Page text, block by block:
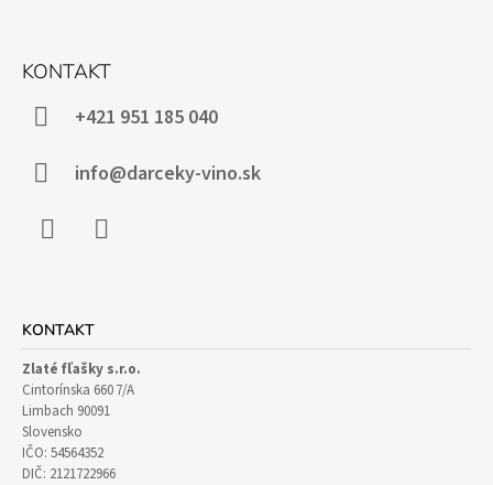
KONTAKT
+421 951 185 040
info@darceky-vino.sk
KONTAKT
Zlaté fľašky s.r.o.
Cintorínska 660 7/A
Limbach 90091
Slovensko
IČO: 54564352
DIČ: 2121722966